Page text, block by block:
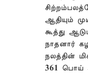
ஆதியும்
கூத்து
நாதனார்
நலத்தின்
361 பொய்